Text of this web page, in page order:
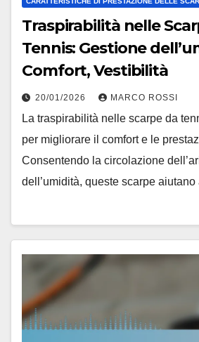
Traspirabilità nelle
Tennis: Gestione
Comfort, Vestibilità
20/01/2026 MARCO ROSSI
La traspirabilità nelle scarpe da
per migliorare il comfort e le
Consentendo la circolazione
dell’umidità, queste scarpe